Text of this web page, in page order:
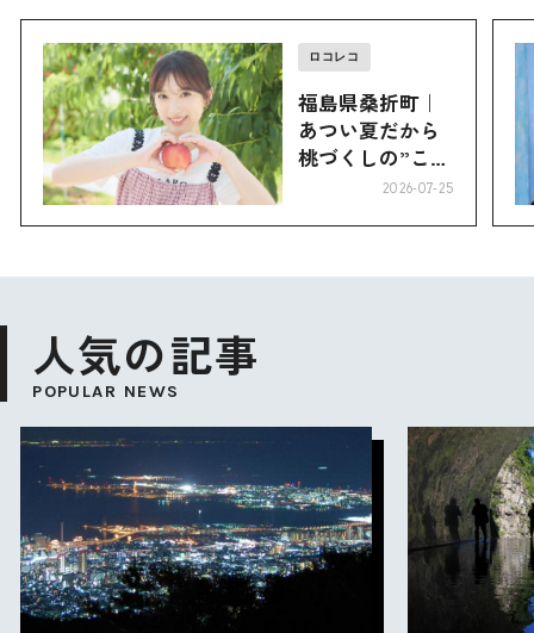
ロコレコ
福島県桑折町｜
あつい夏だから
桃づくしの”こお
2026-07-25
人気の記事
POPULAR NEWS